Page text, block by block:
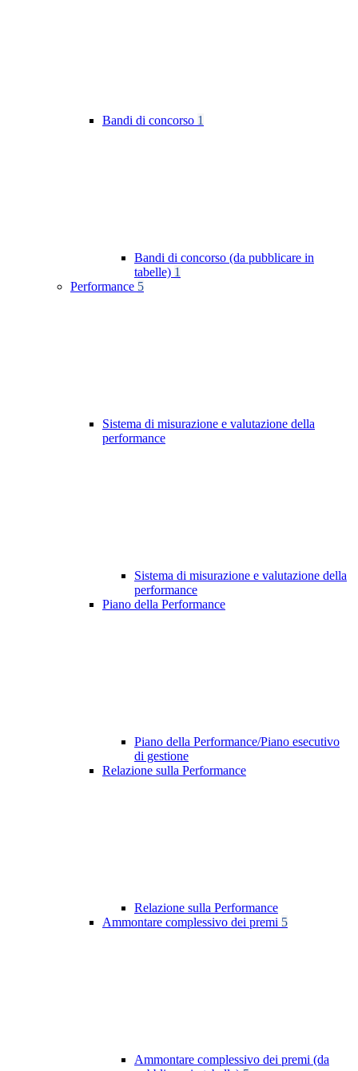
Bandi di concorso 1
Bandi di concorso (da pubblicare in
tabelle) 1
Performance 5
Sistema di misurazione e valutazione della
performance
Sistema di misurazione e valutazione della
performance
Piano della Performance
Piano della Performance/Piano esecutivo
di gestione
Relazione sulla Performance
Relazione sulla Performance
Ammontare complessivo dei premi 5
Ammontare complessivo dei premi (da